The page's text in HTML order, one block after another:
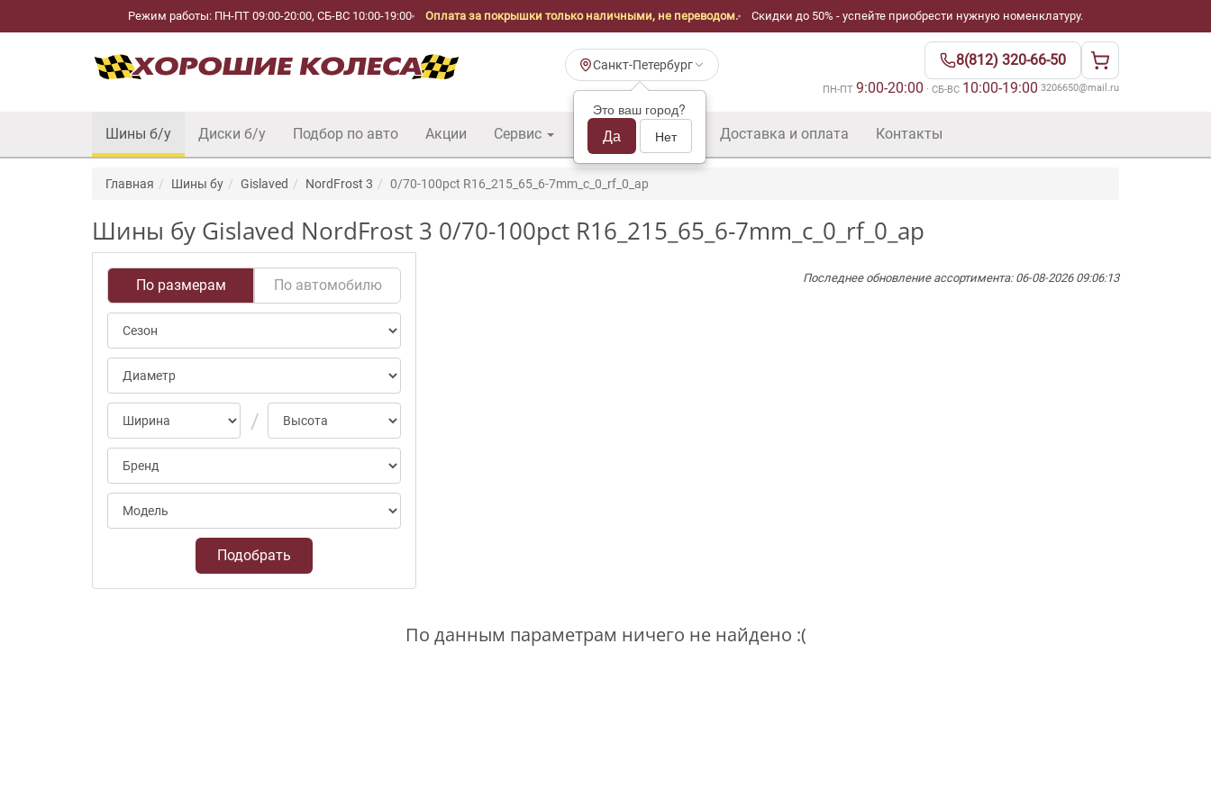
Режим работы: ПН-ПТ 09:00-20:00, СБ-ВС 10:00-19:00 Оплата за покрышки только наличными, не переводом. Скидки до 50% - успейте приобрести нужную номенклатуру.
Санкт-Петербург
Это ваш город?
Да Нет
8(812) 320-66-50
ПН-ПТ 9:00-20:00 · СБ-ВС 10:00-19:00·3206650@mail.ru
Шины б/у Диски б/у Подбор по авто Акции Сервис Шины б/у оптом Доставка и оплата Контакты
Главная Шины бу Gislaved NordFrost 3 0/70-100pct R16_215_65_6-7mm_c_0_rf_0_ap
Шины бу Gislaved NordFrost 3 0/70-100pct R16_215_65_6-7mm_c_0_rf_0_ap
По размерам По автомобилю
Подобрать
Последнее обновление ассортимента: 06-08-2026 09:06:13
По данным параметрам ничего не найдено :(